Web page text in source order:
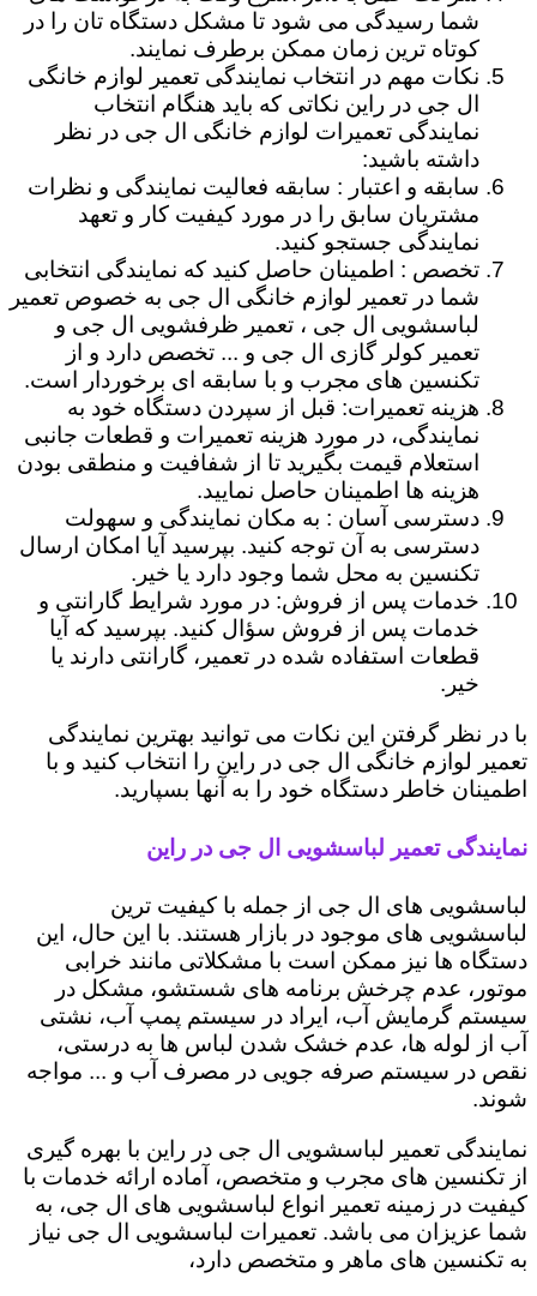
شما رسیدگی می شود تا مشکل دستگاه تان را در
کوتاه ترین زمان ممکن برطرف نمایند.
نکات مهم در انتخاب نمایندگی تعمیر لوازم خانگی
ال جی در راین نکاتی که باید هنگام انتخاب
نمایندگی تعمیرات لوازم خانگی ال جی در نظر
داشته باشید:
سابقه و اعتبار : سابقه فعالیت نمایندگی و نظرات
مشتریان سابق را در مورد کیفیت کار و تعهد
نمایندگی جستجو کنید.
تخصص : اطمینان حاصل کنید که نمایندگی انتخابی
شما در تعمیر لوازم خانگی ال جی به خصوص تعمیر
لباسشویی ال جی ، تعمیر ظرفشویی ال جی و
تعمیر کولر گازی ال جی و ... تخصص دارد و از
تکنسین های مجرب و با سابقه ای برخوردار است.
هزینه تعمیرات: قبل از سپردن دستگاه خود به
نمایندگی، در مورد هزینه تعمیرات و قطعات جانبی
استعلام قیمت بگیرید تا از شفافیت و منطقی بودن
هزینه ها اطمینان حاصل نمایید.
دسترسی آسان : به مکان نمایندگی و سهولت
دسترسی به آن توجه کنید. بپرسید آیا امکان ارسال
تکنسین به محل شما وجود دارد یا خیر.
خدمات پس از فروش: در مورد شرایط گارانتی و
خدمات پس از فروش سؤال کنید. بپرسید که آیا
قطعات استفاده شده در تعمیر، گارانتی دارند یا
خیر.
با در نظر گرفتن این نکات می توانید بهترین نمایندگی
تعمیر لوازم خانگی ال جی در راین را انتخاب کنید و با
اطمینان خاطر دستگاه خود را به آنها بسپارید.
نمایندگی تعمیر لباسشویی ال جی در راین
لباسشویی های ال جی از جمله با کیفیت ترین
لباسشویی های موجود در بازار هستند. با این حال، این
دستگاه ها نیز ممکن است با مشکلاتی مانند خرابی
موتور، عدم چرخش برنامه های شستشو، مشکل در
سیستم گرمایش آب، ایراد در سیستم پمپ آب، نشتی
آب از لوله ها، عدم خشک شدن لباس ها به درستی،
نقص در سیستم صرفه جویی در مصرف آب و ... مواجه
شوند.
نمایندگی تعمیر لباسشویی ال جی در راین با بهره گیری
از تکنسین های مجرب و متخصص، آماده ارائه خدمات با
کیفیت در زمینه تعمیر انواع لباسشویی های ال جی، به
شما عزیزان می باشد. تعمیرات لباسشویی ال جی نیاز
به تکنسین های ماهر و متخصص دارد،